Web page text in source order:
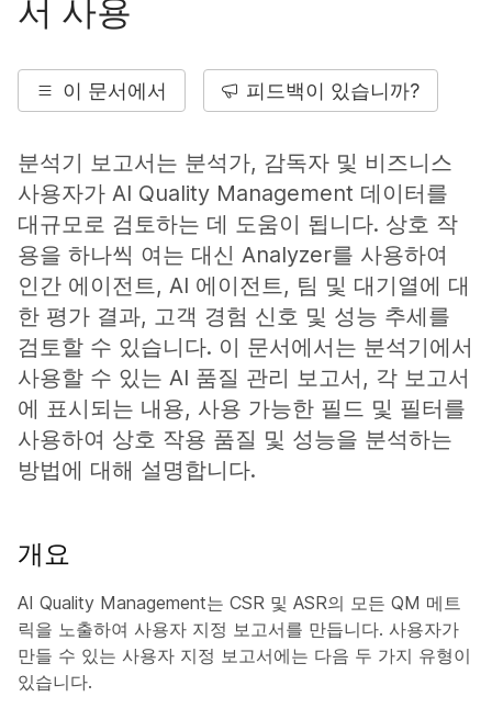
서 사용
이 문서에서 피드백이 있습니까?
분석기 보고서는 분석가, 감독자 및 비즈니스
사용자가 AI Quality Management 데이터를
대규모로 검토하는 데 도움이 됩니다. 상호 작
용을 하나씩 여는 대신 Analyzer를 사용하여
인간 에이전트, AI 에이전트, 팀 및 대기열에 대
한 평가 결과, 고객 경험 신호 및 성능 추세를
검토할 수 있습니다. 이 문서에서는 분석기에서
사용할 수 있는 AI 품질 관리 보고서, 각 보고서
에 표시되는 내용, 사용 가능한 필드 및 필터를
사용하여 상호 작용 품질 및 성능을 분석하는
방법에 대해 설명합니다.
개요
AI Quality Management는 CSR 및 ASR의 모든 QM 메트
릭을 노출하여 사용자 지정 보고서를 만듭니다. 사용자가
만들 수 있는 사용자 지정 보고서에는 다음 두 가지 유형이
있습니다.